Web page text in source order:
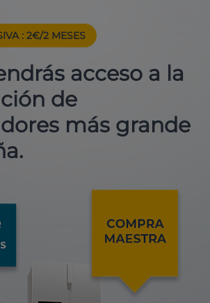
: 2€/2 MESES
acceso a la
de
más grande